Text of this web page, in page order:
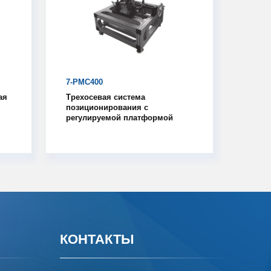
7-PMC400
Трехосевая система
позиционирования с
регулируемой платформой
КОНТАКТЫ